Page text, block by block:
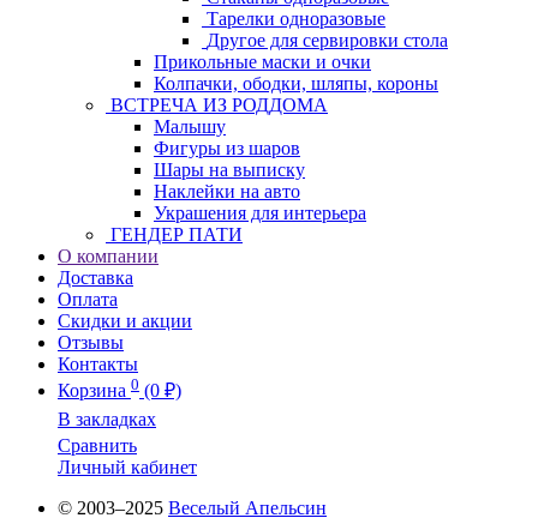
Тарелки одноразовые
Другое для сервировки стола
Прикольные маски и очки
Колпачки, ободки, шляпы, короны
ВСТРЕЧА ИЗ РОДДОМА
Малышу
Фигуры из шаров
Шары на выписку
Наклейки на авто
Украшения для интерьера
ГЕНДЕР ПАТИ
О компании
Доставка
Оплата
Скидки и акции
Отзывы
Контакты
Корзина 0 (0 ₽)
В закладках
Сравнить
Личный кабинет
© 2003–2025 Веселый Апельсин